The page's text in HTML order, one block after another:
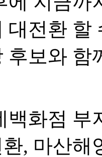
대전환 할
후보와
백화점 부
, 마산해